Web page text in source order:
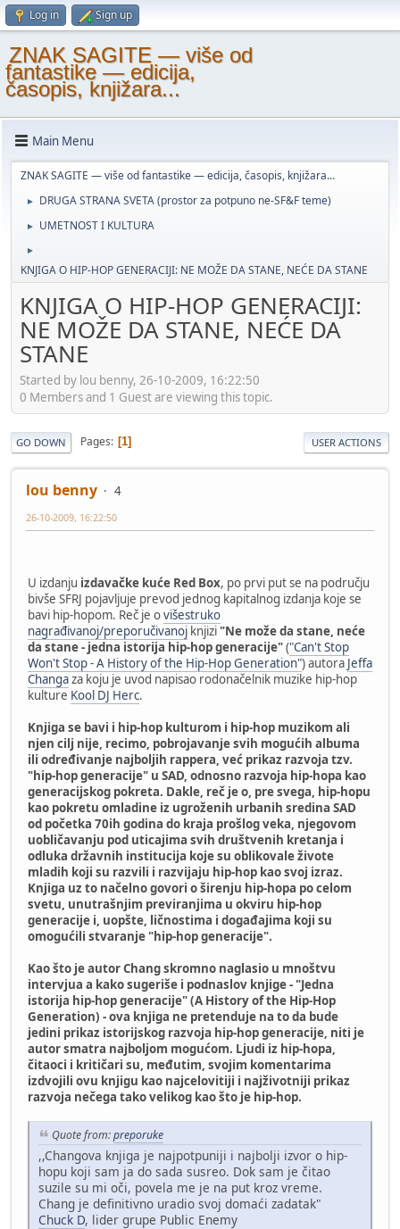
Log in Sign up
ZNAK SAGITE — više od
fantastike — edicija,
časopis, knjižara...
Main Menu
ZNAK SAGITE — više od fantastike — edicija, časopis, knjižara...
► DRUGA STRANA SVETA (prostor za potpuno ne-SF&F teme)
► UMETNOST I KULTURA
►
KNJIGA O HIP-HOP GENERACIJI: NE MOŽE DA STANE, NEĆE DA STANE
KNJIGA O HIP-HOP GENERACIJI:
NE MOŽE DA STANE, NEĆE DA
STANE
Started by lou benny, 26-10-2009, 16:22:50
0 Members and 1 Guest are viewing this topic.
GO DOWN Pages 1 USER ACTIONS
lou benny 4
26-10-2009, 16:22:50
U izdanju izdavačke kuće Red Box, po prvi put se na području
bivše SFRJ pojavljuje prevod jednog kapitalnog izdanja koje se
bavi hip-hopom. Reč je ovišestruko
nagrađivanoj/preporučivanoj knjizi "Ne može da stane, neće
da stane - jedna istorija hip-hop generacije"("Can't Stop
Won't Stop - A History of the Hip-Hop Generation") autora Jeffa
Changaza koju je uvod napisao rodonačelnik muzike hip-hop
kulture Kool DJ Herc.
Knjiga se bavi i hip-hop kulturom i hip-hop muzikom ali
njen cilj nije, recimo, pobrojavanje svih mogućih albuma
ili određivanje najboljih rappera, već prikaz razvoja tzv.
"hip-hop generacije" u SAD, odnosno razvoja hip-hopa kao
generacijskog pokreta. Dakle, reč je o, pre svega, hip-hopu
kao pokretu omladine iz ugroženih urbanih sredina SAD
od početka 70ih godina do kraja prošlog veka, njegovom
uobličavanju pod uticajima svih društvenih kretanja i
odluka državnih institucija koje su oblikovale živote
mladih koji su razvili i razvijaju hip-hop kao svoj izraz.
Knjiga uz to načelno govori o širenju hip-hopa po celom
svetu, unutrašnjim previranjima u okviru hip-hop
generacije i, uopšte, ličnostima i događajima koji su
omogućili stvaranje "hip-hop generacije".
Kao što je autor Chang skromno naglasio u mnoštvu
intervjua a kako sugeriše i podnaslov knjige - "Jedna
istorija hip-hop generacije" (A History of the Hip-Hop
Generation) - ova knjiga ne pretenduje na to da bude
jedini prikaz istorijskog razvoja hip-hop generacije, niti je
autor smatra najboljom mogućom. Ljudi iz hip-hopa,
čitaoci i kritičari su, međutim, svojim komentarima
izdvojili ovu knjigu kao najcelovitiji i najživotniji prikaz
razvoja nečega tako velikog kao što je hip-hop.
Quote from:preporuke
,,Changova knjiga je najpotpuniji i najbolji izvor o hip-
hopu koji sam ja do sada susreo. Dok sam je čitao
suzile su mi oči, povela me je na put kroz vreme.
Chang je definitivno uradio svoj domaći zadatak"
Chuck D, lider grupe Public Enemy